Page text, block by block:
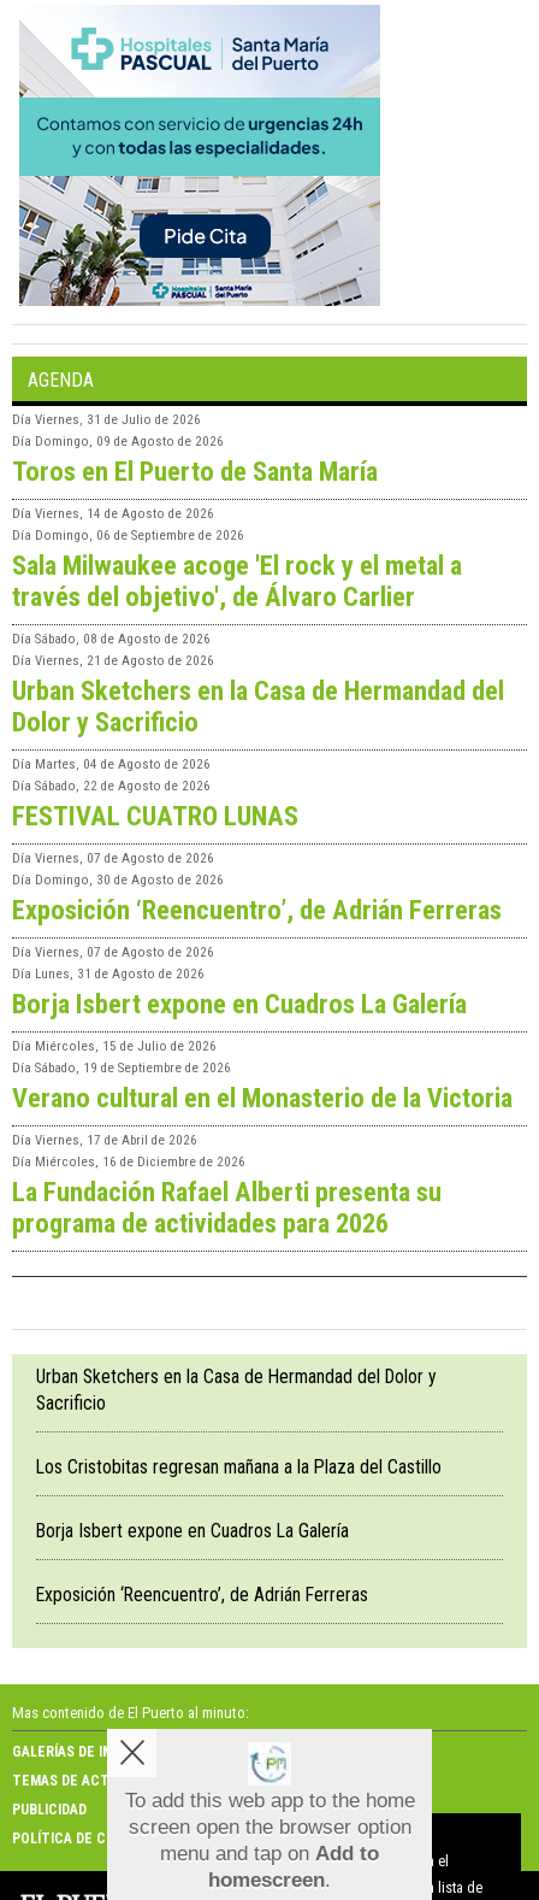
AGENDA
Día Viernes, 31 de Julio de 2026
Día Domingo, 09 de Agosto de 2026
Toros en El Puerto de Santa María
Día Viernes, 14 de Agosto de 2026
Día Domingo, 06 de Septiembre de 2026
Sala Milwaukee acoge 'El rock y el metal a
través del objetivo', de Álvaro Carlier
Día Sábado, 08 de Agosto de 2026
Día Viernes, 21 de Agosto de 2026
Urban Sketchers en la Casa de Hermandad del
Dolor y Sacrificio
Día Martes, 04 de Agosto de 2026
Día Sábado, 22 de Agosto de 2026
FESTIVAL CUATRO LUNAS
Día Viernes, 07 de Agosto de 2026
Día Domingo, 30 de Agosto de 2026
Exposición ‘Reencuentro’, de Adrián Ferreras
Día Viernes, 07 de Agosto de 2026
Día Lunes, 31 de Agosto de 2026
Borja Isbert expone en Cuadros La Galería
Día Miércoles, 15 de Julio de 2026
Día Sábado, 19 de Septiembre de 2026
Verano cultural en el Monasterio de la Victoria
Día Viernes, 17 de Abril de 2026
Día Miércoles, 16 de Diciembre de 2026
La Fundación Rafael Alberti presenta su
programa de actividades para 2026
Urban Sketchers en la Casa de Hermandad del Dolor y
Sacrificio
Los Cristobitas regresan mañana a la Plaza del Castillo
Borja Isbert expone en Cuadros La Galería
Exposición ‘Reencuentro’, de Adrián Ferreras
Mas contenido de El Puerto al minuto:
GALERÍAS DE IMÁGENES
GALERÍAS DE VÍDEOS
TEMAS DE ACTUALIDAD
NOSOTROS
PUBLICIDAD
CONTACTO
POLÍTICA DE COOKIES
To add this web app to the home
screen open the browser option
menu and tap on Add to
homescreen.
Aviso sobre el Uso de cookies:
Utilizamos cookies nuestras y de terceros para el
funcionamiento del digital. Puedes consultar la lista de